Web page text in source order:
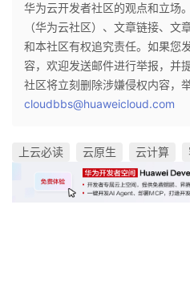
华为云开发者社区的观点和立场
（华为云社区）、文章链接、文
和本社区有权追究责任。如果您
容，欢迎发送邮件进行举报，并
社区将立刻删除涉嫌侵权内容，
cloudbbs@huaweicloud.com
上云必读 云原生 云计算